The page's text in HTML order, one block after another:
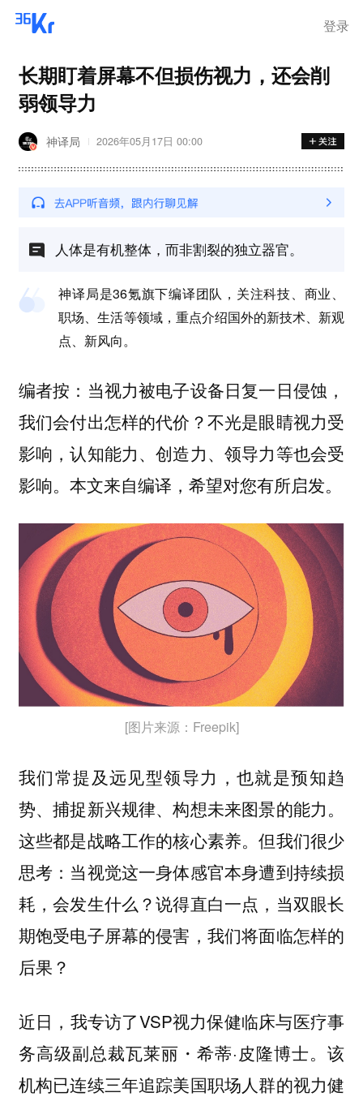
登录
长期盯着屏幕不但损伤视力，还会削
弱领导力
神译局 2026年05月17日 00:00
人体是有机整体，而非割裂的独立器官。
神译局是36氪旗下编译团队，关注科技、商业、
职场、生活等领域，重点介绍国外的新技术、新观
点、新风向。
编者按：当视力被电子设备日复一日侵蚀，
我们会付出怎样的代价？不光是眼睛视力受
影响，认知能力、创造力、领导力等也会受
影响。本文来自编译，希望对您有所启发。
[图片来源：Freepik]
我们常提及远见型领导力，也就是预知趋
势、捕捉新兴规律、构想未来图景的能力。
这些都是战略工作的核心素养。但我们很少
思考：当视觉这一身体感官本身遭到持续损
耗，会发生什么？说得直白一点，当双眼长
期饱受电子屏幕的侵害，我们将面临怎样的
后果？
近日，我专访了VSP视力保健临床与医疗事
务高级副总裁瓦莱丽・希蒂·皮隆博士。该
机构已连续三年追踪美国职场人群的视力健